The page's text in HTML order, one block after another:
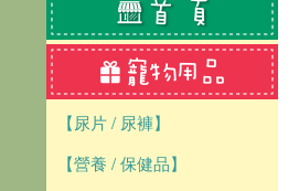
【尿片 / 尿褲】
【營養 / 保健品】